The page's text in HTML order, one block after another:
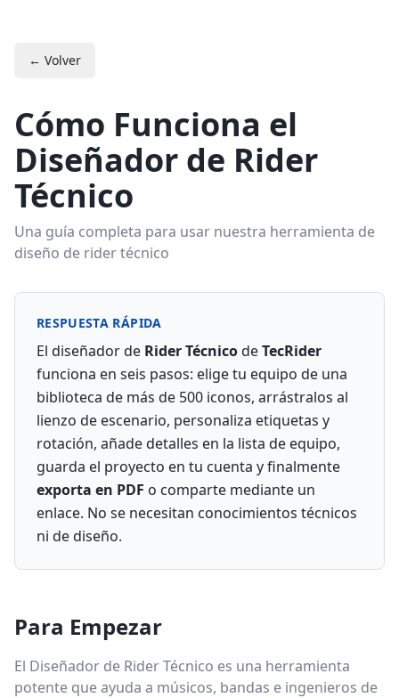
← Volver
Cómo Funciona el
Diseñador de Rider
Técnico
Una guía completa para usar nuestra herramienta de
diseño de rider técnico
RESPUESTA RÁPIDA
El diseñador de Rider TécnicodeTecRider
funciona en seis pasos: elige tu equipo de una
biblioteca de más de 500 iconos, arrástralos al
lienzo de escenario, personaliza etiquetas y
rotación, añade detalles en la lista de equipo,
guarda el proyecto en tu cuenta y finalmente
exporta en PDF o comparte mediante un
enlace. No se necesitan conocimientos técnicos
ni de diseño.
Para Empezar
El Diseñador de Rider Técnico es una herramienta
potente que ayuda a músicos, bandas e ingenieros de